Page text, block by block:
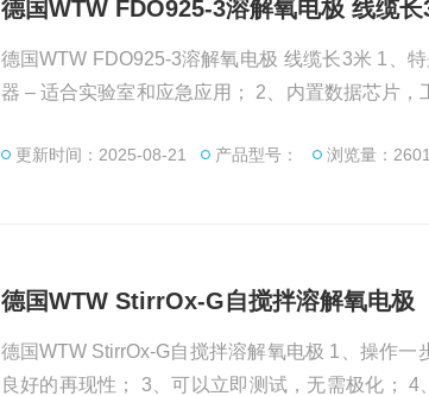
德国WTW FDO925-3溶解氧电极 线缆长
德国WTW FDO925-3溶解氧电极 线缆长3米 1、特别快速(T99 60s)和精确
器 – 适合实验室和应急应用； 2、内置数据芯片
响。
更新时间：2025-08-21 产品型号： 浏览量：2601
德国WTW StirrOx-G自搅拌溶解氧电极
德国WTW StirrOx-G自搅拌溶解氧电极 1、操作
良好的再现性； 3、可以立即测试，无需极化；